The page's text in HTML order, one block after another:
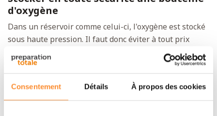
Consentement Détails À propos des cookies
d'oxygène
Dans un réservoir comme celui-ci, l'oxygène est stocké
sous haute pression. Il faut donc éviter à tout prix
d'endommager le récipient. Conservez la bouteille à
une température inférieure à 50 °C. Des températures
qui met en danger l'intégrité du réservoir. Ne placez
donc jamais le récipient au soleil. Veillez également à